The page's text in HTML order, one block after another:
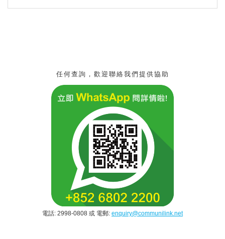
任何查詢，歡迎聯絡我們提供協助
電話: 2998-0808 或 電郵: enquiry@communilink.net